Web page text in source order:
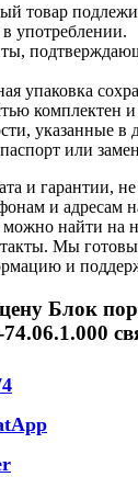
товар
употреблении.
упаковка
комплектен
указанные в
или
и гарантии, не
и адресам
можно найти на
Мы
и
Блок